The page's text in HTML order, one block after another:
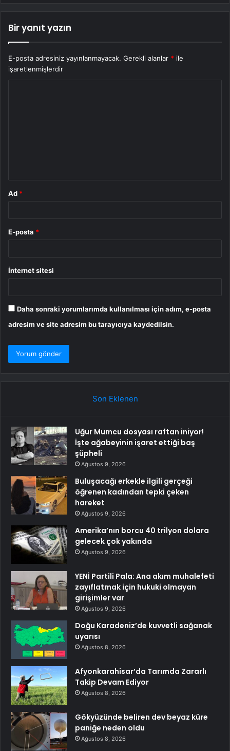
Bir yanıt yazın
E-posta adresiniz yayınlanmayacak. Gerekli alanlar * ile
işaretlenmişlerdir
Ad *
E-posta *
İnternet sitesi
Daha sonraki yorumlarımda kullanılması için adım, e-posta
adresim ve site adresim bu tarayıcıya kaydedilsin.
Son Eklenen
Uğur Mumcu dosyası raftan iniyor!
İşte ağabeyinin işaret ettiği baş
şüpheli
Ağustos 9, 2026
Buluşacağı erkekle ilgili gerçeği
öğrenen kadından tepki çeken
hareket
Ağustos 9, 2026
Amerika’nın borcu 40 trilyon dolara
gelecek çok yakında
Ağustos 9, 2026
YENİ Partili Pala: Ana akım muhalefeti
zayıflatmak için hukuki olmayan
girişimler var
Ağustos 9, 2026
Doğu Karadeniz’de kuvvetli sağanak
uyarısı
Ağustos 8, 2026
Afyonkarahisar’da Tarımda Zararlı
Takip Devam Ediyor
Ağustos 8, 2026
Gökyüzünde beliren dev beyaz küre
paniğe neden oldu
Ağustos 8, 2026